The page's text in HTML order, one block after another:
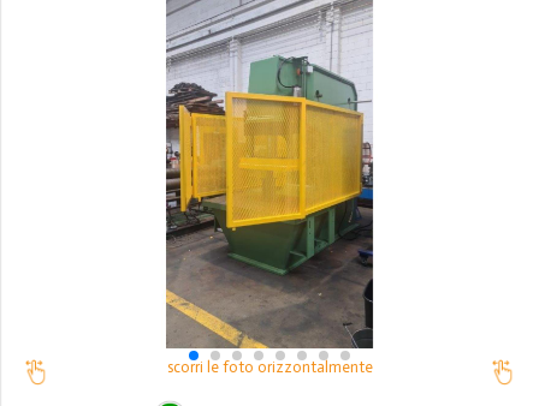
scorri le foto orizzontalmente